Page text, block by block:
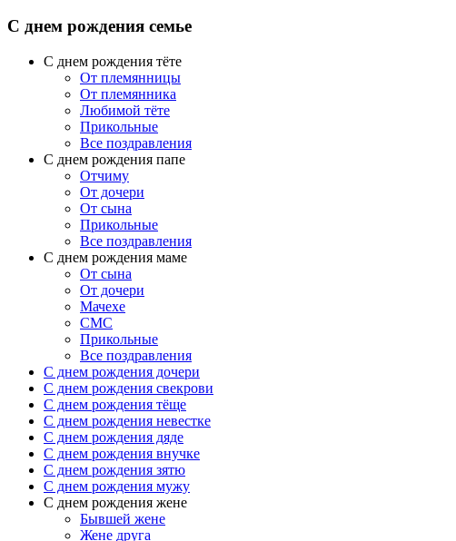
С днем рождения семье
С днем рождения тёте
От племянницы
От племянника
Любимой тёте
Прикольные
Все поздравления
C днем рождения папе
Отчиму
От дочери
От сына
Прикольные
Все поздравления
С днем рождения маме
От сына
От дочери
Мачехе
СМС
Прикольные
Все поздравления
C днем рождения дочери
C днем рождения свекрови
C днем рождения тёще
C днем рождения невестке
C днем рождения дяде
C днем рождения внучке
C днем рождения зятю
C днем рождения мужу
С днем рождения жене
Бывшей жене
Жене друга